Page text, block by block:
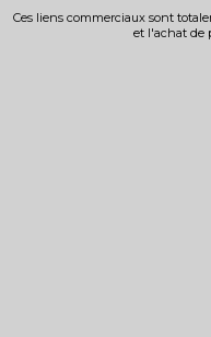
Ces liens commerciaux sont
et l'achat de